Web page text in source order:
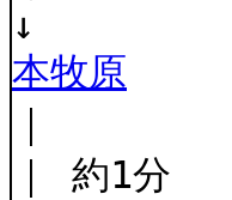
↓
本牧原
｜ 約1分